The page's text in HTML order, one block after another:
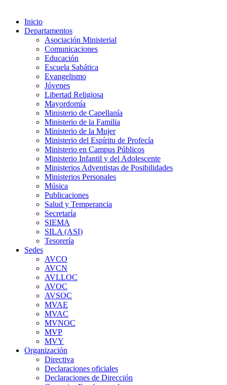
Inicio
Departamentos
Asociación Ministerial
Comunicaciones
Educación
Escuela Sabática
Evangelismo
Jóvenes
Libertad Religiosa
Mayordomía
Ministerio de Capellanía
Ministerio de la Familia
Ministerio de la Mujer
Ministerio del Espíritu de Profecía
Ministerio en Campus Públicos
Ministerio Infantil y del Adolescente
Ministerios Adventistas de Posibilidades
Ministerios Personales
Música
Publicaciones
Salud y Temperancia
Secretaría
SIEMA
SILA (ASI)
Tesorería
Sedes
AVCO
AVCN
AVLLOC
AVOC
AVSOC
MVAE
MVAC
MVNOC
MVP
MVY
Organización
Directiva
Declaraciones oficiales
Declaraciones de Dirección